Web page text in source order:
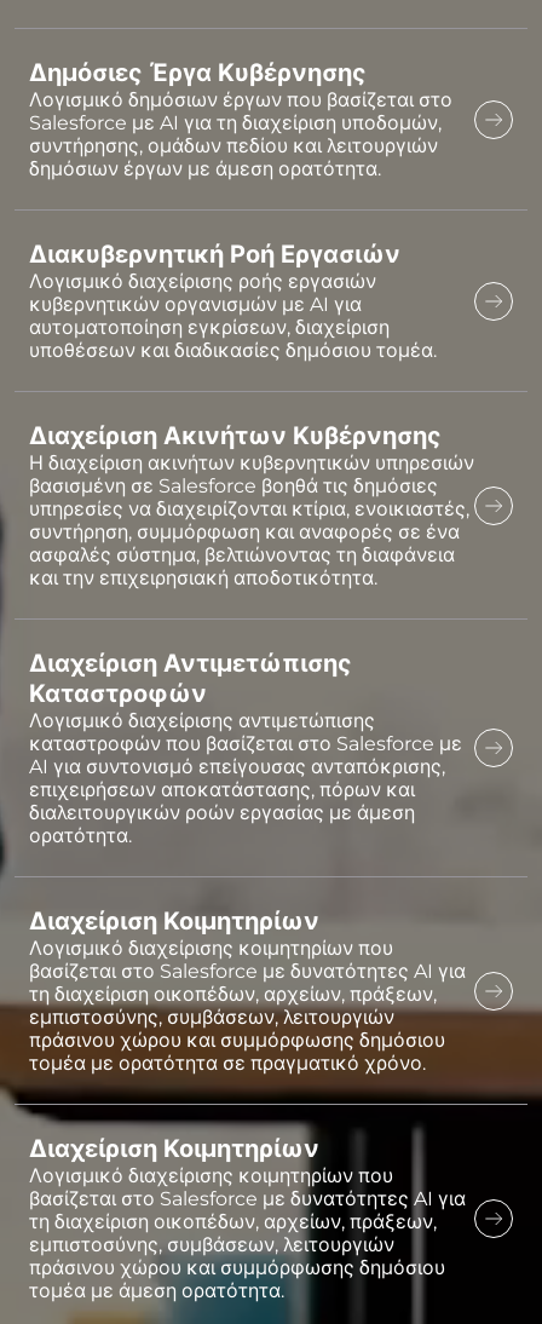
Δημόσιες Έργα Κυβέρνησης
Λογισμικό δημόσιων έργων που βασίζεται στο
Salesforce με AI για τη διαχείριση υποδομών,
συντήρησης, ομάδων πεδίου και λειτουργιών
δημόσιων έργων με άμεση ορατότητα.
Διακυβερνητική Ροή Εργασιών
Λογισμικό διαχείρισης ροής εργασιών
κυβερνητικών οργανισμών με AI για
αυτοματοποίηση εγκρίσεων, διαχείριση
υποθέσεων και διαδικασίες δημόσιου τομέα.
Διαχείριση Ακινήτων Κυβέρνησης
Η διαχείριση ακινήτων κυβερνητικών υπηρεσιών
βασισμένη σε Salesforce βοηθά τις δημόσιες
υπηρεσίες να διαχειρίζονται κτίρια, ενοικιαστές,
συντήρηση, συμμόρφωση και αναφορές σε ένα
ασφαλές σύστημα, βελτιώνοντας τη διαφάνεια
και την επιχειρησιακή αποδοτικότητα.
Διαχείριση Αντιμετώπισης
Καταστροφών
Λογισμικό διαχείρισης αντιμετώπισης
καταστροφών που βασίζεται στο Salesforce με
AI για συντονισμό επείγουσας ανταπόκρισης,
επιχειρήσεων αποκατάστασης, πόρων και
διαλειτουργικών ροών εργασίας με άμεση
ορατότητα.
Διαχείριση Κοιμητηρίων
Λογισμικό διαχείρισης κοιμητηρίων που
βασίζεται στο Salesforce με δυνατότητες AI για
τη διαχείριση οικοπέδων, αρχείων, πράξεων,
εμπιστοσύνης, συμβάσεων, λειτουργιών
πράσινου χώρου και συμμόρφωσης δημόσιου
τομέα με ορατότητα σε πραγματικό χρόνο.
Διαχείριση Κοιμητηρίων
Λογισμικό διαχείρισης κοιμητηρίων που
βασίζεται στο Salesforce με δυνατότητες AI για
τη διαχείριση οικοπέδων, αρχείων, πράξεων,
εμπιστοσύνης, συμβάσεων, λειτουργιών
πράσινου χώρου και συμμόρφωσης δημόσιου
τομέα με άμεση ορατότητα.